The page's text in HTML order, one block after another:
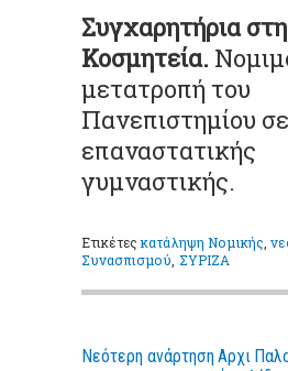
Συγχαρητήρια
Κοσμητεία.
μετατροπή του
Πανεπιστημίου
επαναστατικής
γυμναστικής.
Ετικέτεςκατάληψη Νομικής ,
Συνασπισμού ΣΥΡΙΖΑ
Νεότερη ανάρτησηΑρχι